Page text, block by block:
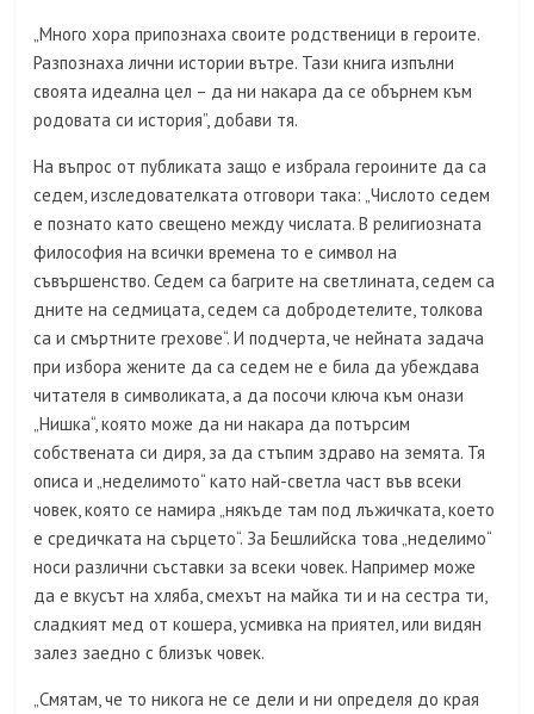
„Много хора припознаха своите родственици в героите.
Разпознаха лични истории вътре. Тази книга изпълни
своята идеална цел – да ни накара да се обърнем към
родовата си история”, добави тя.
На въпрос от публиката защо е избрала героините да са
седем, изследователката отговори така: „Числото седем
е познато като свещено между числата. В религиозната
философия на всички времена то е символ на
съвършенство. Седем са багрите на светлината, седем са
дните на седмицата, седем са добродетелите, толкова
са и смъртните грехове“. И подчерта, че нейната задача
при избора жените да са седем не е била да убеждава
читателя в символиката, а да посочи ключа към онази
„Нишка“, която може да ни накара да потърсим
собствената си диря, за да стъпим здраво на земята. Тя
описа и „неделимото“ като най-светла част във всеки
човек, която се намира „някъде там под лъжичката, което
е средичката на сърцето“. За Бешлийска това „неделимо“
носи различни съставки за всеки човек. Например може
да е вкусът на хляба, смехът на майка ти и на сестра ти,
сладкият мед от кошера, усмивка на приятел, или видян
залез заедно с близък човек.
„Смятам, че то никога не се дели и ни определя до края